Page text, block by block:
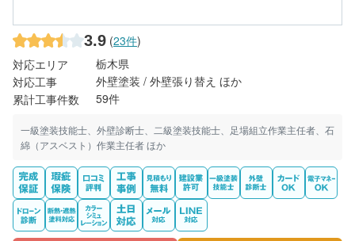
3.9 (23件)
対応エリア
栃木県
対応工事
外壁塗装 / 外壁張り替え ほか
累計工事件数
59件
一級塗装技能士、外壁診断士、二級塗装技能士、足場組立作業主任者、石
綿（アスベスト）作業主任者 ほか